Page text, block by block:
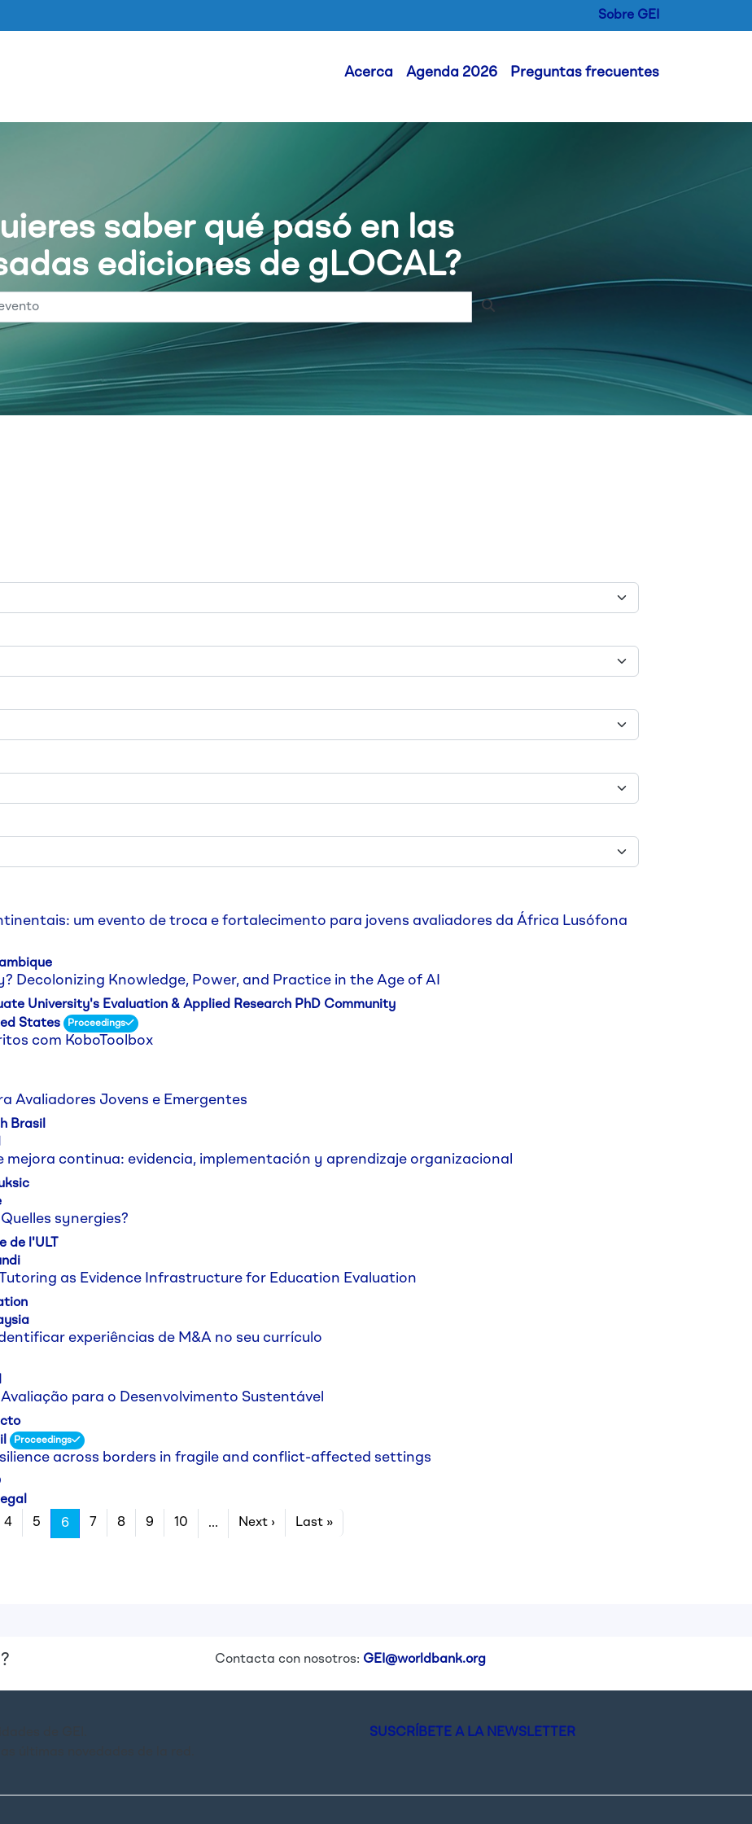
Skip to main content
Sobre GEI
Header Menu
Acerca Agenda 2026 Preguntas frecuentes
saber qué pasó en las
ediciones de gLOCAL?
um evento de troca e fortalecimento para jovens avaliadores da África Lusófona
Decolonizing Knowledge, Power, and Practice in the Age of AI
University's Evaluation & Applied Research PhD Community
States Proceedings
com KoboToolbox
Avaliadores Jovens e Emergentes
Brasil
continua: evidencia, implementación y aprendizaje organizacional
synergies?
de l'ULT
as Evidence Infrastructure for Education Evaluation
experiências de M&A no seu currículo
para o Desenvolvimento Sustentável
Proceedings
across borders in fragile and conflict-affected settings
4 5 6 7 8 9 10 … Next › Next page
Last »Last page
Contacta con nosotros: GEI@worldbank.org
SUSCRÍBETE A LA NEWSLETTER